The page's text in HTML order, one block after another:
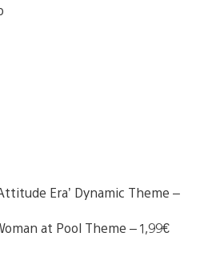
Era’ Dynamic Theme –
at Pool Theme – 1,99€